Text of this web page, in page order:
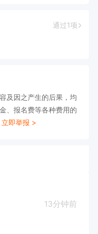
通过1项
及因之产生的后果，均
、报名费等各种费用的
立即举报 >
13分钟前